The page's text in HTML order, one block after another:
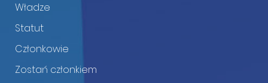
Władze
Statut
Członkowie
Zostań członkiem